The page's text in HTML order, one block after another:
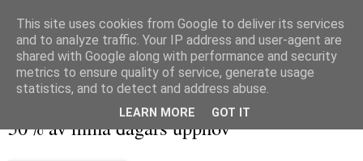
50% av mina dagars upphov
This site uses cookies from Google to deliver its services
and to analyze traffic. Your IP address and user-agent are
shared with Google along with performance and security
metrics to ensure quality of service, generate usage
statistics, and to detect and address abuse.
LEARN MORE GOT IT